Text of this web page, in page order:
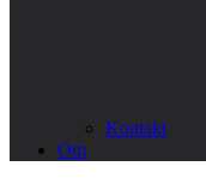
Kontakt
Om